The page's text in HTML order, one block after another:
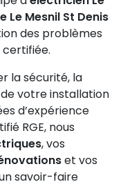
Le Mesnil St Denis
des problèmes
la sécurité, la
votre installation
d’expérience
RGE, nous
, vos
et vos
savoir-faire